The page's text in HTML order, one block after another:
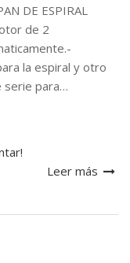
DE ESPIRAL
de 2
la espiral y otro
serie para…
Leer más